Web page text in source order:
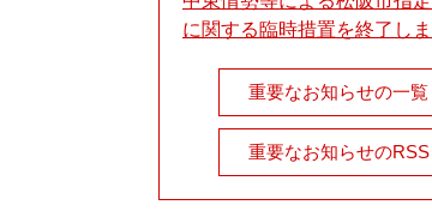
に関する臨時措置を終了し
重要なお知らせの一覧
重要なお知らせのRSS